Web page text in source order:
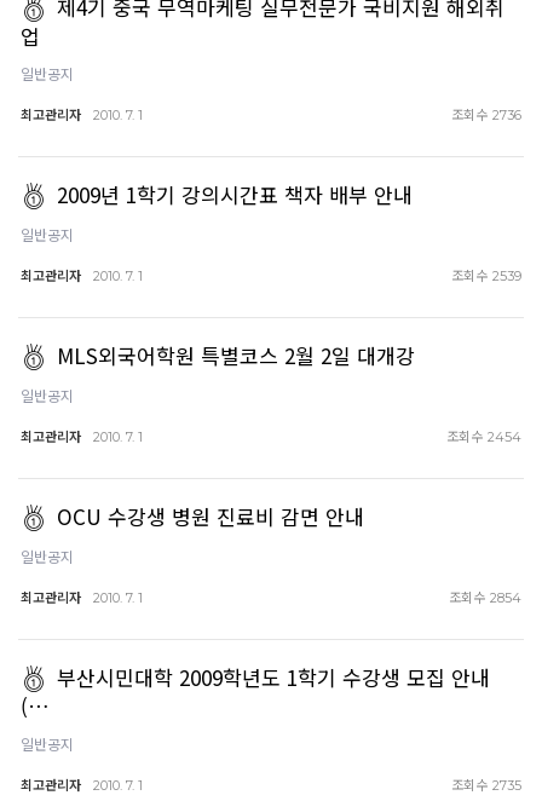
제4기 중국 무역마케팅 실무전문가 국비지원 해외취
업
일반공지
최고관리자 2010. 7. 1 조회수 2736
2009년 1학기 강의시간표 책자 배부 안내
일반공지
최고관리자 2010. 7. 1 조회수 2539
MLS외국어학원 특별코스 2월 2일 대개강
일반공지
최고관리자 2010. 7. 1 조회수 2454
OCU 수강생 병원 진료비 감면 안내
일반공지
최고관리자 2010. 7. 1 조회수 2854
부산시민대학 2009학년도 1학기 수강생 모집 안내
(…
일반공지
최고관리자 2010. 7. 1 조회수 2735